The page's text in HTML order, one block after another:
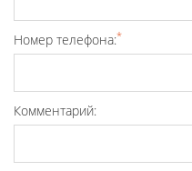
Номер телефона:*
Комментарий: